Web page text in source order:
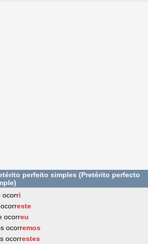
perfeito simples (Pretérito perfecto
ocorri
este
ocorreu
ocorremos
ocorrestes